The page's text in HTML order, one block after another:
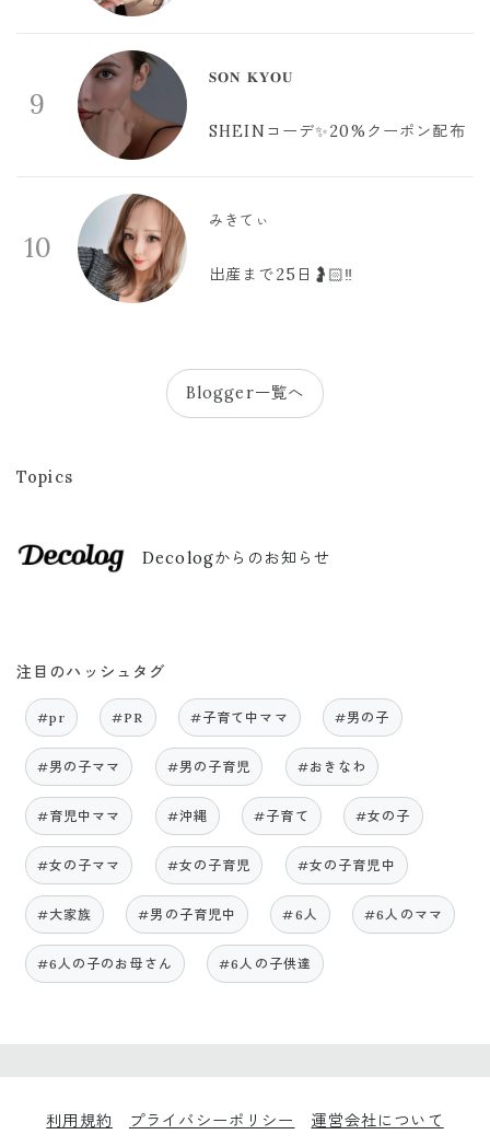
9
𝐒𝐎𝐍 𝐊𝐘𝐎𝐔
SHEINコーデ✨20%クーポン配布
10
みきてぃ
出産まで25日🤰🏻‼️
Blogger一覧へ
Topics
Decologからのお知らせ
注目のハッシュタグ
#pr #PR #子育て中ママ #男の子
#男の子ママ #男の子育児 #おきなわ
#育児中ママ #沖縄 #子育て #女の子
#女の子ママ #女の子育児 #女の子育児中
#大家族 #男の子育児中 #6人 #6人のママ
#6人の子のお母さん #6人の子供達
利用規約 プライバシーポリシー 運営会社について